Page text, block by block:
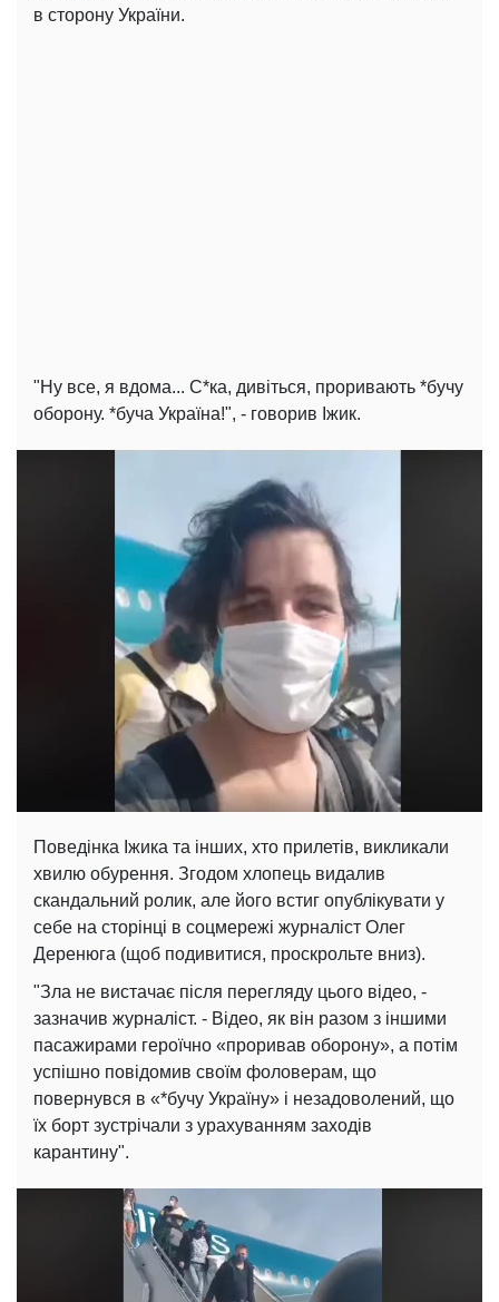
в сторону України.
"Ну все, я вдома... С*ка, дивіться, проривають *бучу
оборону. *буча Україна!", - говорив Іжик.
Поведінка Іжика та інших, хто прилетів, викликали
хвилю обурення. Згодом хлопець видалив
скандальний ролик, але його встиг опублікувати у
себе на сторінці в соцмережі журналіст Олег
Деренюга (щоб подивитися, проскрольте вниз).
"Зла не вистачає після перегляду цього відео, -
зазначив журналіст. - Відео, як він разом з іншими
пасажирами героїчно «проривав оборону», а потім
успішно повідомив своїм фоловерам, що
повернувся в «*бучу Україну» і незадоволений, що
їх борт зустрічали з урахуванням заходів
карантину".